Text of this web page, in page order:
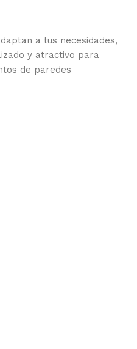
a tus necesidades,
y atractivo para
de paredes